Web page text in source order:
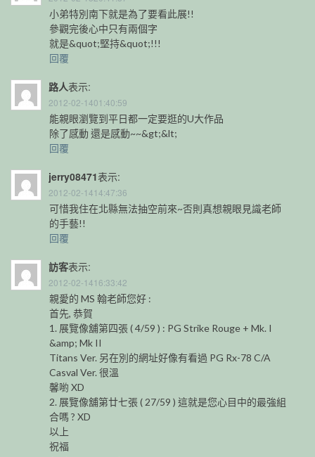
小弟特別南下就是為了要看此展!!
參觀完後心中只有兩個字
就是&quot;堅持&quot;!!!
回覆
路人表示:
2012-02-1401:40:59
能親眼瀏覽到平日都一定要逛的U大作品
除了感動 還是感動~~&gt;&lt;
回覆
jerry08471表示:
2012-02-1414:47:36
可惜我住在北縣無法抽空前來~否則真想親眼見識老師
的手藝!!
回覆
訪客表示:
2012-02-1416:33:42
親愛的 MS 翰老師您好 :
首先, 恭賀
1. 展覽像舖第四張 ( 4/59 ) : PG Strike Rouge + Mk. I
&amp; Mk II
Titans Ver. 另在別的網址好像有看過 PG Rx-78 C/A
Casval Ver. 很溫
馨喲 XD
2. 展覽像舖第廿七張 ( 27/59 ) 這就是您心目中的最強組
合嗎 ? XD
以上
祝福